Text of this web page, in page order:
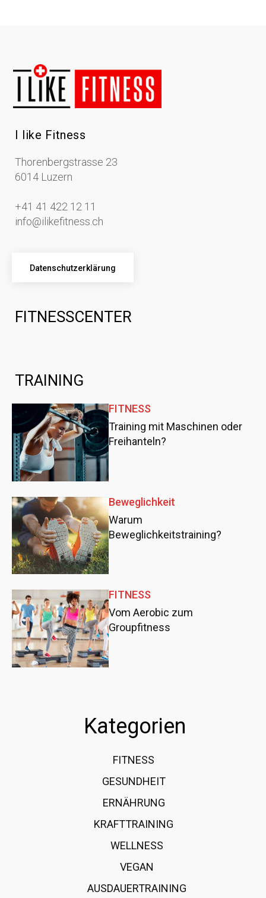
I like Fitness
Thorenbergstrasse 23
6014 Luzern
+41 41 422 12 11
info@ilikefitness.ch
Datenschutzerklärung
FITNESSCENTER
TRAINING
FITNESS
Training mit Maschinen oder
Freihanteln?
Beweglichkeit
Warum
Beweglichkeitstraining?
FITNESS
Vom Aerobic zum
Groupfitness
Kategorien
FITNESS
GESUNDHEIT
ERNÄHRUNG
KRAFTTRAINING
WELLNESS
VEGAN
AUSDAUERTRAINING